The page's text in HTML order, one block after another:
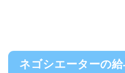
ネゴシエーターの